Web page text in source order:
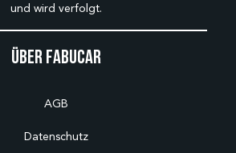
Über Fabucar
AGB
Datenschutz
und wird verfolgt.